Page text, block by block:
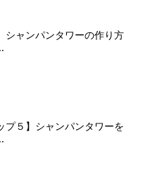
シャンパンタワーの作り方
プ５】シャンパンタワーを